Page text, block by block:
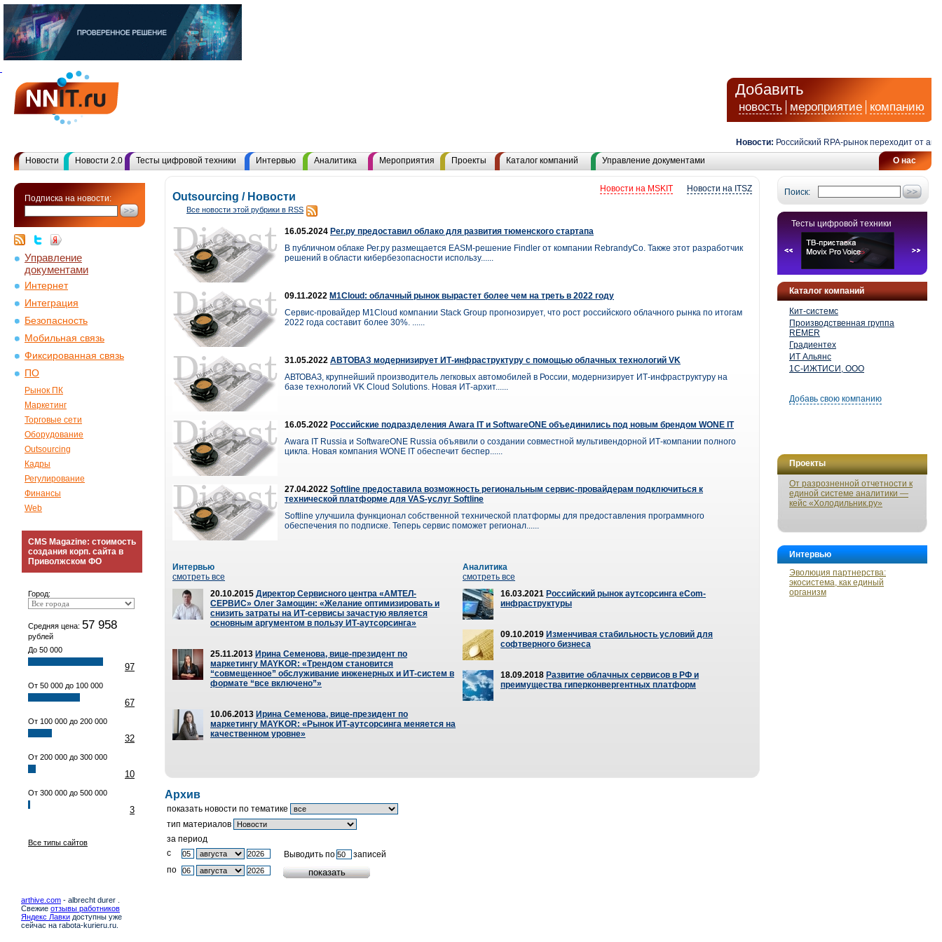
Добавить
новость мероприятие компанию
Новости: Российский RPA-рынок переходит от
О нас
Новости Новости 2.0 Тесты цифровой техники Интервью Аналитика Мероприятия Проекты Каталог компаний Управление документами
Подписка на новости:
Управление
документами
Интернет
Интеграция
Безопасность
Мобильная связь
Фиксированная связь
ПО
Рынок ПК
Маркетинг
Торговые сети
Оборудование
Outsourcing
Кадры
Регулирование
Финансы
Web
CMS Magazine: стоимость
создания корп. сайта в
Приволжском ФО
Город:
Средняя цена: 57 958
рублей
До 50 000
97
От 50 000 до 100 000
67
От 100 000 до 200 000
32
От 200 000 до 300 000
10
От 300 000 до 500 000
3
Все типы сайтов
arthive.com - albrecht durer .
Свежие отзывы работников
Яндекс Лавки доступны уже
сейчас на rabota-kurieru.ru.
Поиск:
Тесты цифровой техники
Каталог компаний
Кит-системс
Производственная группа
REMER
Градиентех
ИТ Альянс
1С-ИЖТИСИ, ООО
Добавь свою компанию
Проекты
От разрозненной отчетности к
единой системе аналитики —
кейс «Холодильник.ру»
Интервью
Эволюция партнерства:
экосистема, как единый
организм
Новости на ITSZ
Новости на MSKIT
Outsourcing / Новости
Все новости этой рубрики в RSS
16.05.2024 Рег.ру предоставил облако для развития тюменского стартапа
В публичном облаке Рег.ру размещается EASM-решение Findler от компании RebrandyCo. Также этот разработчик
решений в области кибербезопасности использу......
09.11.2022 M1Cloud: облачный рынок вырастет более чем на треть в 2022 году
Сервис-провайдер M1Cloud компании Stack Group прогнозирует, что рост российского облачного рынка по итогам
2022 года составит более 30%. ......
31.05.2022 АВТОВАЗ модернизирует ИТ-инфраструктуру с помощью облачных технологий VK
АВТОВАЗ, крупнейший производитель легковых автомобилей в России, модернизирует ИТ-инфраструктуру на
базе технологий VK Cloud Solutions. Новая ИТ-архит......
16.05.2022 Российские подразделения Awara IT и SoftwareONE объединились под новым брендом WONE IT
Awara IT Russia и SoftwareONE Russia объявили о создании совместной мультивендорной ИТ-компании полного
цикла. Новая компания WONE IT обеспечит беспер......
27.04.2022 Softline предоставила возможность региональным сервис-провайдерам подключиться к
технической платформе для VAS-услуг Softline
Softline улучшила функционал собственной технической платформы для предоставления программного
обеспечения по подписке. Теперь сервис поможет регионал......
Интервью
смотреть все
20.10.2015 Директор Сервисного центра «АМТЕЛ-
СЕРВИС» Олег Замощин: «Желание оптимизировать и
снизить затраты на ИТ-сервисы зачастую является
основным аргументом в пользу ИТ-аутсорсинга»
25.11.2013 Ирина Семенова, вице-президент по
маркетингу MAYKOR: «Трендом становится
“совмещенное” обслуживание инженерных и ИТ-систем в
формате “все включено”»
10.06.2013 Ирина Семенова, вице-президент по
маркетингу MAYKOR: «Рынок ИТ-аутсорсинга меняется на
качественном уровне»
Аналитика
смотреть все
16.03.2021 Российский рынок аутсорсинга eCom-
инфраструктуры
09.10.2019 Изменчивая стабильность условий для
софтверного бизнеса
18.09.2018 Развитие облачных сервисов в РФ и
преимущества гиперконвергентных платформ
Архив
показать новости по тематике
тип материалов
за период
c
Выводить по
записей
по